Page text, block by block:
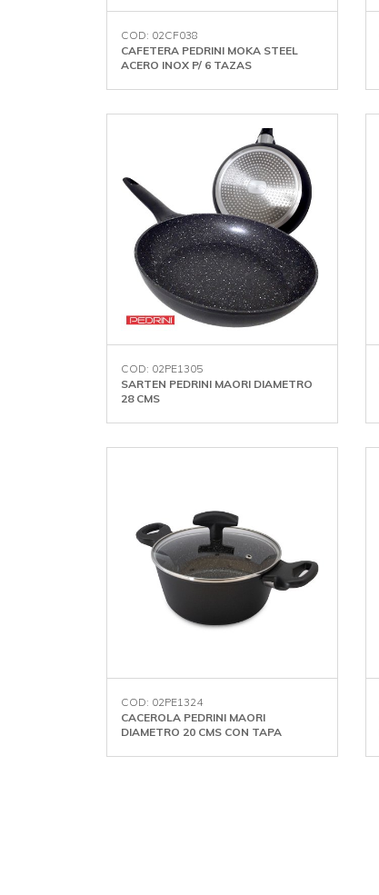
COD: 02CF038
CAFETERA PEDRINI MOKA STEEL
ACERO INOX P/ 6 TAZAS
COD: 02PE1305
SARTEN PEDRINI MAORI DIAMETRO
28 CMS
COD: 02PE1324
CACEROLA PEDRINI MAORI
DIAMETRO 20 CMS CON TAPA